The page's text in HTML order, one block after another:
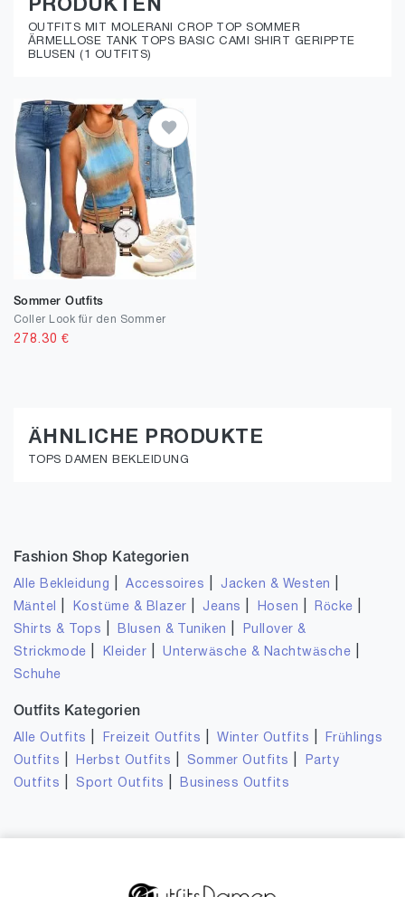
PRODUKTEN
OUTFITS MIT MOLERANI CROP TOP SOMMER
ÄRMELLOSE TANK TOPS BASIC CAMI SHIRT GERIPPTE
BLUSEN (1 OUTFITS)
Sommer Outfits
Coller Look für den Sommer
278.30 €
ÄHNLICHE PRODUKTE
TOPS DAMEN BEKLEIDUNG
Fashion Shop Kategorien
Alle Bekleidung |Accessoires Jacken & Westen
Mäntel Kostüme & Blazer Jeans Hosen Röcke
Shirts & Tops Blusen & Tuniken
Pullover &
Strickmode
Kleider |Unterwäsche & Nachtwäsche
Schuhe
Outfits Kategorien
Alle Outfits Freizeit Outfits |Winter Outfits
Frühlings
Outfits
Herbst Outfits Sommer Outfits
Party
Outfits
Sport Outfits Business Outfits